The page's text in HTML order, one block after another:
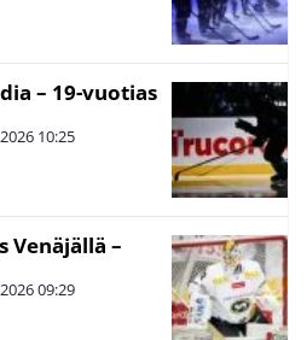
– 19-vuotias
10:25
Venäjällä –
09:29